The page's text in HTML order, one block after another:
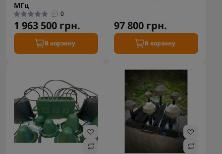
МГц
0
1 963 500 грн.
В корзину
97 800 грн.
В корзину